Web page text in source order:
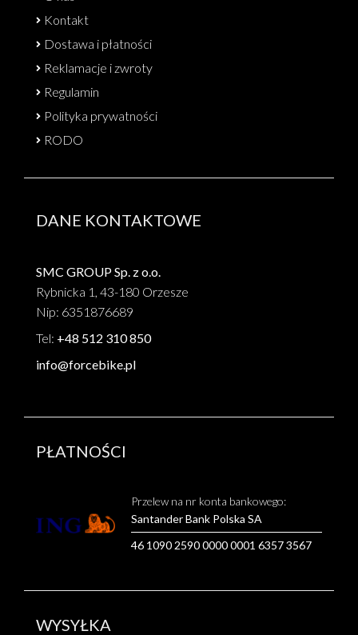
Kontakt
Dostawa i płatności
Reklamacje i zwroty
Regulamin
Polityka prywatności
RODO
DANE KONTAKTOWE
SMC GROUP Sp. z o.o.
Rybnicka 1, 43-180 Orzesze
Nip: 6351876689
Tel: +48 512 310 850
info@forcebike.pl
PŁATNOŚCI
Przelew na nr konta bankowego:
Santander Bank Polska SA
46 1090 2590 0000 0001 6357 3567
WYSYŁKA